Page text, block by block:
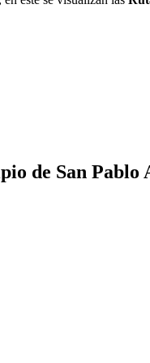
de San Pablo